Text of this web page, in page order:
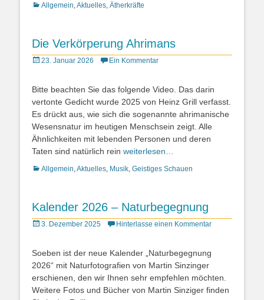
Kategorien
Allgemein,Aktuelles, Ätherkräfte
Die Verkörperung Ahrimans
Posted
23. Januar 2026 Ein Kommentar
Bitte beachten Sie das folgende Video. Das darin
vertonte Gedicht wurde 2025 von Heinz Grill verfasst.
Es drückt aus, wie sich die sogenannte ahrimanische
Wesensnatur im heutigen Menschsein zeigt. Alle
Ähnlichkeiten mit lebenden Personen und deren
Taten sind natürlich rein weiterlesen…
Kategorien
Allgemein,Aktuelles, Musik, Geistiges Schauen
Kalender 2026 – Naturbegegnung
Posted
3. Dezember 2025 Hinterlasse einen Kommentar
Soeben ist der neue Kalender „Naturbegegnung
2026“ mit Naturfotografien von Martin Sinzinger
erschienen, den wir Ihnen sehr empfehlen möchten.
Weitere Fotos und Bücher von Martin Sinziger finden